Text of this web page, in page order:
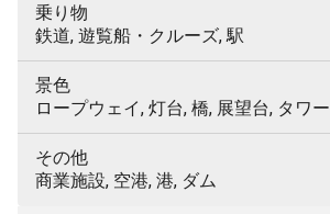
乗り物
鉄道, 遊覧船・クルーズ, 駅
景色
ロープウェイ, 灯台, 橋, 展望台, タワー
その他
商業施設, 空港, 港, ダム